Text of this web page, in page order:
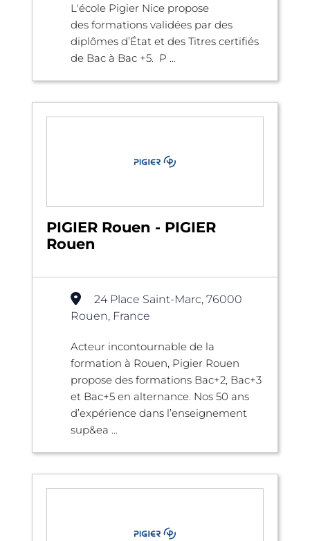
L'école Pigier Nice propose
des formations validées par des
diplômes d’État et des Titres certifiés
de Bac à Bac +5. P ...
PIGIER Rouen - PIGIER
Rouen
24 Place Saint-Marc, 76000
Rouen, France
Acteur incontournable de la
formation à Rouen, Pigier Rouen
propose des formations Bac+2, Bac+3
et Bac+5 en alternance. Nos 50 ans
d’expérience dans l’enseignement
sup&ea ...